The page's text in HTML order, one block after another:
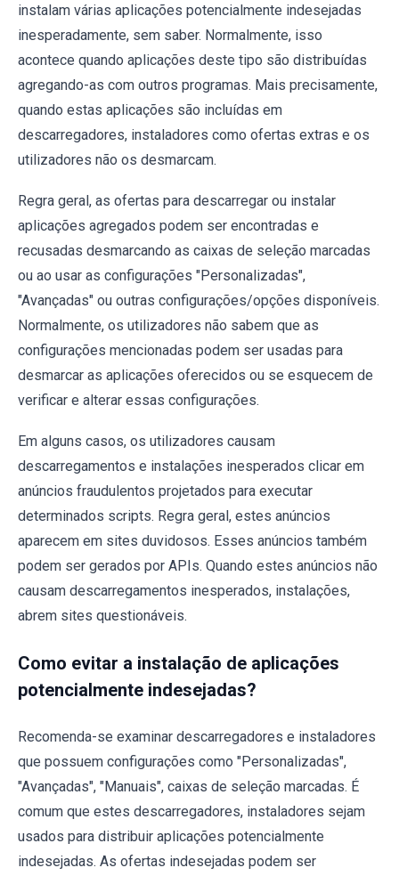
instalam várias aplicações potencialmente indesejadas
inesperadamente, sem saber. Normalmente, isso
acontece quando aplicações deste tipo são distribuídas
agregando-as com outros programas. Mais precisamente,
quando estas aplicações são incluídas em
descarregadores, instaladores como ofertas extras e os
utilizadores não os desmarcam.
Regra geral, as ofertas para descarregar ou instalar
aplicações agregados podem ser encontradas e
recusadas desmarcando as caixas de seleção marcadas
ou ao usar as configurações "Personalizadas",
"Avançadas" ou outras configurações/opções disponíveis.
Normalmente, os utilizadores não sabem que as
configurações mencionadas podem ser usadas para
desmarcar as aplicações oferecidos ou se esquecem de
verificar e alterar essas configurações.
Em alguns casos, os utilizadores causam
descarregamentos e instalações inesperados clicar em
anúncios fraudulentos projetados para executar
determinados scripts. Regra geral, estes anúncios
aparecem em sites duvidosos. Esses anúncios também
podem ser gerados por APIs. Quando estes anúncios não
causam descarregamentos inesperados, instalações,
abrem sites questionáveis.
Como evitar a instalação de aplicações
potencialmente indesejadas?
Recomenda-se examinar descarregadores e instaladores
que possuem configurações como "Personalizadas",
"Avançadas", "Manuais", caixas de seleção marcadas. É
comum que estes descarregadores, instaladores sejam
usados para distribuir aplicações potencialmente
indesejadas. As ofertas indesejadas podem ser